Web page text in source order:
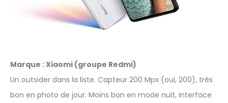
Marque : Xiaomi (groupe Redmi)
Un outsider dans la liste. Capteur 200 Mpx (oui, 200), très
bon en photo de jour. Moins bon en mode nuit, interface